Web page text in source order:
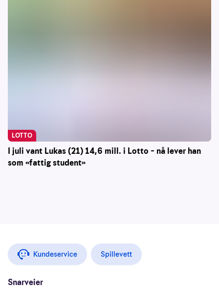
I juli vant Lukas (21) 14,6 mill. i Lotto – nå lever han
som «fattig student»
LOTTO
Kundeservice Spillevett
Snarveier